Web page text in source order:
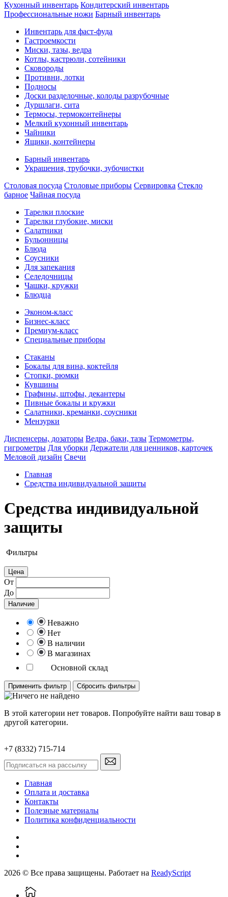
Кухонный инвентарь Кондитерский инвентарь
Профессиональные ножи Барный инвентарь
Инвентарь для фаст-фуда
Гастроемкости
Миски, тазы, ведра
Котлы, кастрюли, сотейники
Сковороды
Противни, лотки
Подносы
Доски разделочные, колоды разрубочные
Дуршлаги, сита
Термосы, термоконтейнеры
Мелкий кухонный инвентарь
Чайники
Ящики, контейнеры
Барный инвентарь
Украшения, трубочки, зубочистки
Столовая посуда Столовые приборы Сервировка Стекло
барное Чайная посуда
Тарелки плоские
Тарелки глубокие, миски
Салатники
Бульонницы
Блюда
Соусники
Для запекания
Селедочницы
Чашки, кружки
Блюдца
Эконом-класс
Бизнес-класс
Премиум-класс
Специальные приборы
Стаканы
Бокалы для вина, коктейля
Стопки, рюмки
Кувшины
Графины, штофы, декантеры
Пивные бокалы и кружки
Салатники, креманки, соусники
Мензурки
Диспенсеры, дозаторы Ведра, баки, тазы Термометры,
гигрометры Для уборки Держатели для ценников, карточек
Меловой дизайн Свечи
Главная
Средства индивидуальной защиты
Средства индивидуальной
защиты
Фильтры
Цена
От
До
Наличие
Неважно
Нет
В наличии
В магазинах
Основной склад
Применить фильтр Сбросить фильтры
В этой категории нет товаров. Попробуйте найти ваш товар в
другой категории.
+7 (8332) 715-714
Главная
Оплата и доставка
Контакты
Полезные материалы
Политика конфиденциальности
2026 © Все права защищены. Работает на ReadyScript